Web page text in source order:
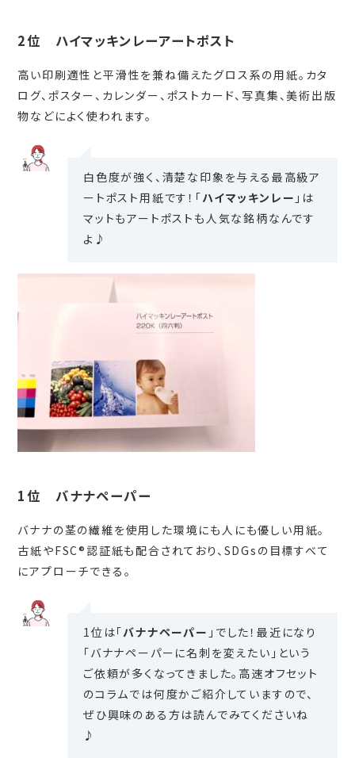
2位 ハイマッキンレーアートポスト
高い印刷適性と平滑性を兼ね備えたグロス系の用紙。カタ
ログ、ポスター、カレンダー、ポストカード、写真集、美術出版
物などによく使われます。
白色度が強く、清楚な印象を与える最高級ア
ートポスト用紙です！「ハイマッキンレー 」は
マットもアートポストも人気な銘柄なんです
よ♪
1位 バナナペーパー
バナナの茎の繊維を使用した環境にも人にも優しい用紙。
古紙やFSC®認証紙も配合されており、SDGsの目標すべて
にアプローチできる。
1位は「バナナペーパー 」でした！最近になり
「バナナペーパーに名刺を変えたい」という
ご依頼が多くなってきました。高速オフセット
のコラムでは何度かご紹介していますので、
ぜひ興味のある方は読んでみてくださいね
♪